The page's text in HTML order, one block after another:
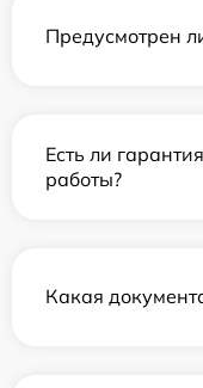
Предусмотрен
Есть ли
работы?
Какая